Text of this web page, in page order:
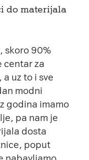
do materijala
skoro 90%
centar za
uz to i sve
modni
godina imamo
pa nam je
dosta
poput